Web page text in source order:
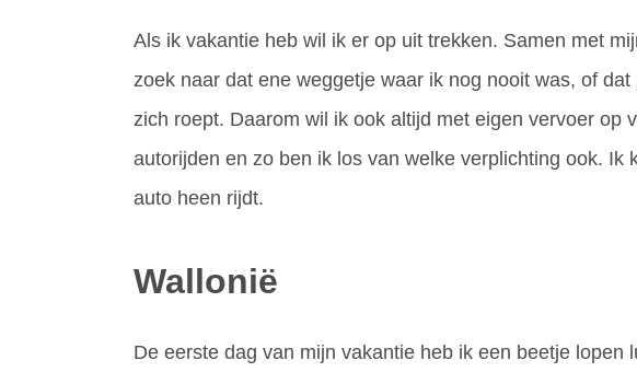
Als ik vakantie heb wil ik er op uit trekken. Samen met
zoek naar dat ene weggetje waar ik nog nooit was, of
zich roept. Daarom wil ik ook altijd met eigen vervoer op
autorijden en zo ben ik los van welke verplichting ook. Ik
auto heen rijdt.
Wallonië
De eerste dag van mijn vakantie heb ik een beetje lopen